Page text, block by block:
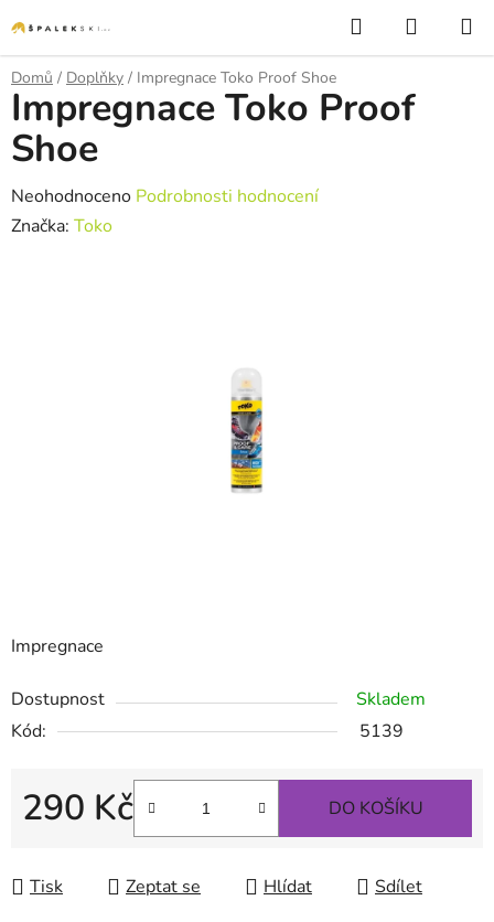
Hledat
Domů / Doplňky / Impregnace Toko Proof Shoe
Impregnace
Dostupnost
Skladem
Kód:
5139
290 Kč DO KOŠÍKU
Tisk Zeptat se Hlídat Sdílet
Impregnace Toko Proof
Shoe
Průměrné hodnocení produktu je 0,0 z 5 hvězdiček.
Neohodnoceno Podrobnosti hodnocení
Značka: Toko